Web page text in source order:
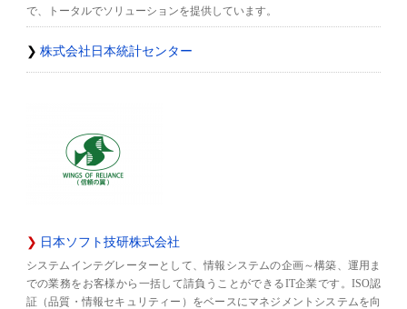
で、トータルでソリューションを提供しています。
株式会社日本統計センター
日本ソフト技研株式会社
システムインテグレーターとして、情報システムの企画～構築、運用ま
での業務をお客様から一括して請負うことができるIT企業です。ISO認
証（品質・情報セキュリティー）をベースにマネジメントシステムを向